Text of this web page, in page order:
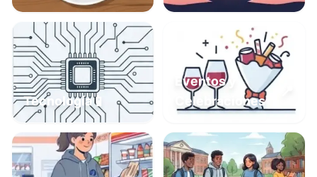
Tecnología📱
Eventos y
Celebraciones